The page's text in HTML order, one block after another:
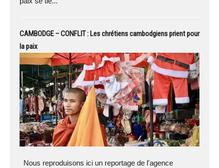
CAMBODGE – CONFLIT : Les chrétiens cambodgiens prient pour
la paix
Nous reproduisons ici un reportage de l'agence